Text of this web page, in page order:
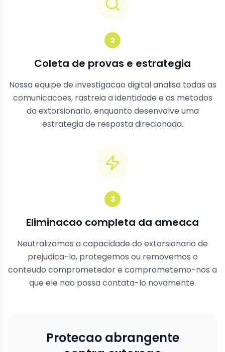
2
Coleta de provas e estrategia
Nossa equipe de investigacao digital analisa todas as
comunicacoes, rastreia a identidade e os metodos
do extorsionario, enquanto desenvolve uma
estrategia de resposta direcionada.
3
Eliminacao completa da ameaca
Neutralizamos a capacidade do extorsionario de
prejudica-lo, protegemos ou removemos o
conteudo comprometedor e comprometemo-nos a
que ele nao possa contata-lo novamente.
Protecao abrangente